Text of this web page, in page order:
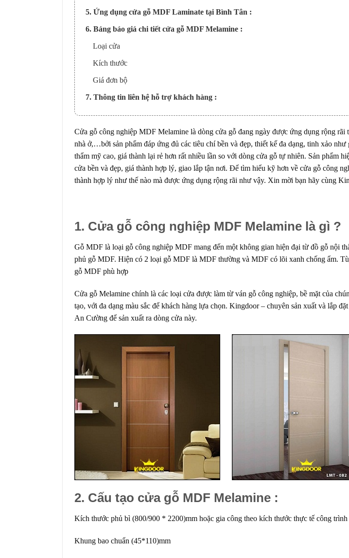
5. Ứng dụng cửa gỗ MDF Laminate tại Bình Tân :
6. Bảng báo giá chi tiết cửa gỗ MDF Melamine :
Loại cửa
Kích thước
Giá đơn bộ
7. Thông tin liên hệ hỗ trợ khách hàng :
Cửa gỗ công nghiệp MDF Melamine là dòng cửa gỗ đang ngày được ứng dụng rộng
nhà ở,…bởi sản phẩm đáp ứng đủ các tiêu chí bền và đẹp, thiết kế đa dạng, tinh xảo
thẩm mỹ cao, giá thành lại rẻ hơn rất nhiều lần so với dòng cửa gỗ tự nhiên. Sản phẩm
cửa bền và đẹp, giá thành hợp lý, giao lắp tận nơi. Để tìm hiểu kỹ hơn về cửa gỗ công
thành hợp lý như thế nào mà được ứng dụng rộng rãi như vậy. Xin mời bạn hãy cùng
1. Cửa gỗ công nghiệp MDF Melamine là gì ?
Gỗ MDF là loại gỗ công nghiệp MDFmang đến một không gian hiện đại từ đồ gỗ nội
phủ gỗ MDF. Hiện có 2 loại gỗ MDF là MDF thường và MDF có lõi xanh chống ẩm.
gỗ MDF phù hợp
Cửa gỗ Melaminechính là các loại cửa được làm từ ván gỗ công nghiệp, bề mặt của
tạo, với đa dạng màu sắc để khách hàng lựa chọn. Kingdoor – chuyên sản xuất và lắp đặt
An Cường để sản xuất ra dòng cửa này.
2. Cấu tạo cửa gỗ MDF Melamine :
Kích thước phủ bì (800/900 * 2200)mm hoặc gia công theo kích thước thực tế công trình
Khung bao chuẩn (45*110)mm